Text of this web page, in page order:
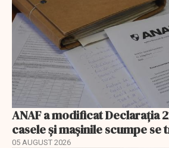
ANAF a modificat Declarația
casele și mașinile scumpe se
05 AUGUST 2026